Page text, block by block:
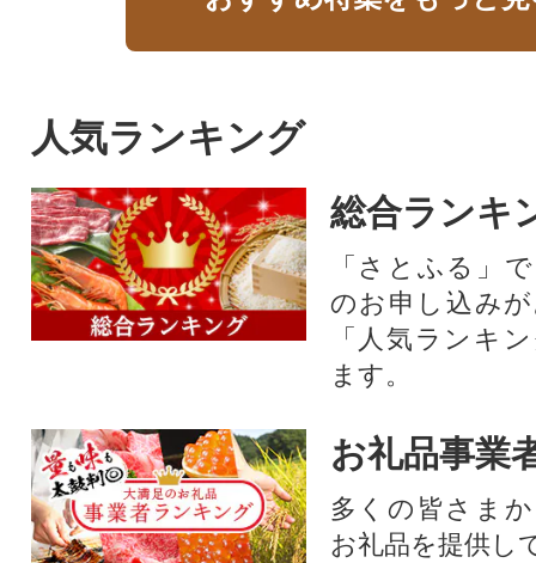
人気ランキング
総合ランキ
「さとふる」
のお申し込み
「人気ランキ
ます。
お礼品事業
多くの皆さま
お礼品を提供し